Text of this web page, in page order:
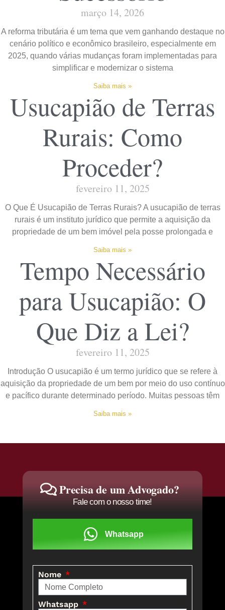
março 14, 2026
A reforma tributária é um tema que vem ganhando destaque no
cenário político e econômico brasileiro, especialmente em
2025, quando várias mudanças foram implementadas para
simplificar e modernizar o sistema
Saiba mais »
Usucapião de Terras
Rurais: Como
Proceder?
fevereiro 11, 2025
O Que É Usucapião de Terras Rurais? A usucapião de terras
rurais é um instituto jurídico que permite a aquisição da
propriedade de um bem imóvel pela posse prolongada e
Saiba mais »
Tempo Necessário
para Usucapião: O
Que Diz a Lei?
fevereiro 11, 2025
Introdução O usucapião é um termo jurídico que se refere à
aquisição da propriedade de um bem por meio do uso contínuo
e pacífico durante determinado período. Muitas pessoas têm
Saiba mais »
Precisa de um Advogado?
Fale com o nosso time!
Whatsapp
Nome
Whatsapp